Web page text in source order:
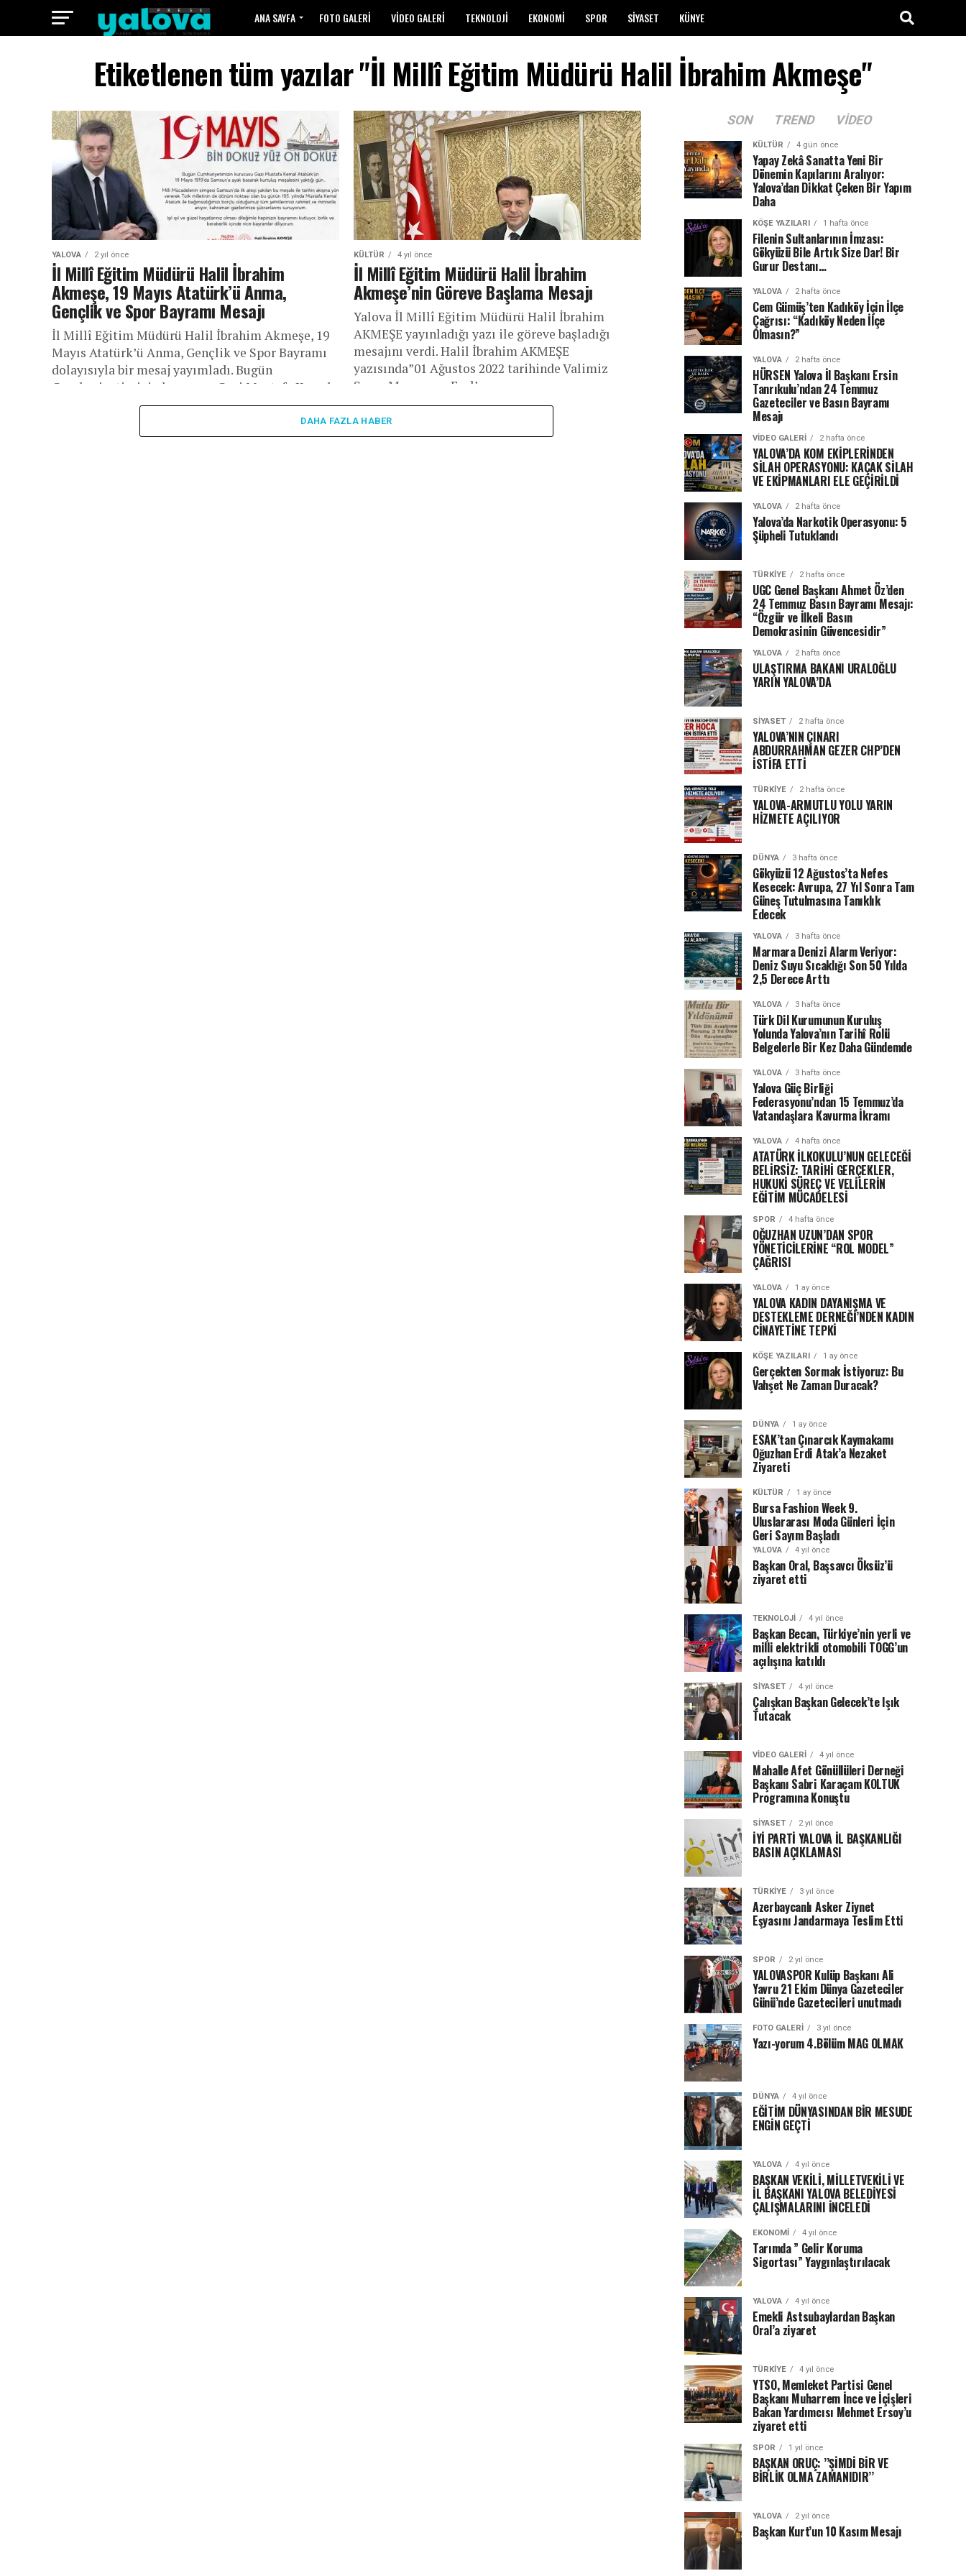
ANA SAYFA FOTO GALERI VIDEO GALERI TEKNOLOJI EKONOMI SPOR SIYASET KÜNYE
Etiketlenen tüm yazılar "İl Millî Eğitim Müdürü Halil İbrahim Akmeşe"
YALOVA 2 yıl önce
İl Millî Eğitim Müdürü Halil İbrahim
Akmeşe, 19 Mayıs Atatürk’ü Anma,
Gençlik ve Spor Bayramı Mesajı
İl Millî Eğitim Müdürü Halil İbrahim Akmeşe, 19
Mayıs Atatürk’ü Anma, Gençlik ve Spor Bayramı
dolayısıyla bir mesaj yayımladı. Bugün
Cumhuriyetimizin kurucusu Gazi Mustafa Kemal
KÜLTÜR 4 yıl önce
İl Millî Eğitim Müdürü Halil İbrahim
Akmeşe’nin Göreve Başlama Mesajı
Yalova İl Millî Eğitim Müdürü Halil İbrahim
AKMEŞE yayınladığı yazı ile göreve başladığı
mesajını verdi. Halil İbrahim AKMEŞE
yazısında”01 Ağustos 2022 tarihinde Valimiz
Sayın Muammer Erol’...
DAHA FAZLA HABER
SON TREND VIDEO
KÜLTÜR 4 gün önce
Yapay Zekâ Sanatta Yeni Bir
Dönemin Kapılarını Aralıyor:
Yalova’dan Dikkat Çeken Bir Yapım
Daha
KÖŞE YAZILARI 1 hafta önce
Filenin Sultanlarının İmzası:
Gökyüzü Bile Artık Size Dar! Bir
Gurur Destanı…
YALOVA 2 hafta önce
Cem Gümüş’ten Kadıköy İçin İlçe
Çağrısı: “Kadıköy Neden İlçe
Olmasın?”
YALOVA 2 hafta önce
HÜRSEN Yalova İl Başkanı Ersin
Tanrıkulu’ndan 24 Temmuz
Gazeteciler ve Basın Bayramı
Mesajı
VIDEO GALERI 2 hafta önce
YALOVA’DA KOM EKİPLERİNDEN
SİLAH OPERASYONU: KAÇAK SİLAH
VE EKİPMANLARI ELE GEÇİRİLDİ
YALOVA 2 hafta önce
Yalova’da Narkotik Operasyonu: 5
Şüpheli Tutuklandı
TÜRKIYE 2 hafta önce
UGC Genel Başkanı Ahmet Öz’den
24 Temmuz Basın Bayramı Mesajı:
“Özgür ve İlkeli Basın
Demokrasinin Güvencesidir”
YALOVA 2 hafta önce
ULAŞTIRMA BAKANI URALOĞLU
YARIN YALOVA’DA
SIYASET 2 hafta önce
YALOVA’NIN ÇINARI
ABDURRAHMAN GEZER CHP’DEN
İSTİFA ETTİ
TÜRKIYE 2 hafta önce
YALOVA-ARMUTLU YOLU YARIN
HİZMETE AÇILIYOR
DÜNYA 3 hafta önce
Gökyüzü 12 Ağustos’ta Nefes
Kesecek: Avrupa, 27 Yıl Sonra Tam
Güneş Tutulmasına Tanıklık
Edecek
YALOVA 3 hafta önce
Marmara Denizi Alarm Veriyor:
Deniz Suyu Sıcaklığı Son 50 Yılda
2,5 Derece Arttı
YALOVA 3 hafta önce
Türk Dil Kurumunun Kuruluş
Yolunda Yalova’nın Tarihî Rolü
Belgelerle Bir Kez Daha Gündemde
YALOVA 3 hafta önce
Yalova Güç Birliği
Federasyonu’ndan 15 Temmuz’da
Vatandaşlara Kavurma İkramı
YALOVA 4 hafta önce
ATATÜRK İLKOKULU’NUN GELECEĞİ
BELİRSİZ: TARİHİ GERÇEKLER,
HUKUKİ SÜREÇ VE VELİLERİN
EĞİTİM MÜCADELESİ
SPOR 4 hafta önce
OĞUZHAN UZUN’DAN SPOR
YÖNETİCİLERİNE “ROL MODEL”
ÇAĞRISI
YALOVA 1 ay önce
YALOVA KADIN DAYANIŞMA VE
DESTEKLEME DERNEĞİ’NDEN KADIN
CİNAYETİNE TEPKİ
KÖŞE YAZILARI 1 ay önce
Gerçekten Sormak İstiyoruz: Bu
Vahşet Ne Zaman Duracak?
DÜNYA 1 ay önce
ESAK’tan Çınarcık Kaymakamı
Oğuzhan Erdi Atak’a Nezaket
Ziyareti
KÜLTÜR 1 ay önce
Bursa Fashion Week 9.
Uluslararası Moda Günleri İçin
Geri Sayım Başladı
YALOVA 4 yıl önce
Başkan Oral, Başsavcı Öksüz’ü
ziyaret etti
TEKNOLOJI 4 yıl önce
Başkan Becan, Türkiye’nin yerli ve
milli elektrikli otomobili TOGG’un
açılışına katıldı
SIYASET 4 yıl önce
Çalışkan Başkan Gelecek’te Işık
Tutacak
VIDEO GALERI 4 yıl önce
Mahalle Afet Gönüllüleri Derneği
Başkanı Sabri Karaçam KOLTUK
Programına Konuştu
SIYASET 2 yıl önce
İYİ PARTİ YALOVA İL BAŞKANLIĞI
BASIN AÇIKLAMASI
TÜRKIYE 3 yıl önce
Azerbaycanlı Asker Ziynet
Eşyasını Jandarmaya Teslim Etti
SPOR 2 yıl önce
YALOVASPOR Kulüp Başkanı Ali
Yavru 21 Ekim Dünya Gazeteciler
Günü’nde Gazetecileri unutmadı
FOTO GALERI 3 yıl önce
Yazı-yorum 4.Bölüm MAG OLMAK
DÜNYA 4 yıl önce
EĞİTİM DÜNYASINDAN BİR MESUDE
ENGİN GEÇTİ
YALOVA 4 yıl önce
BAŞKAN VEKİLİ, MİLLETVEKİLİ VE
İL BAŞKANI YALOVA BELEDİYESİ
ÇALIŞMALARINI İNCELEDİ
EKONOMI 4 yıl önce
Tarımda ” Gelir Koruma
Sigortası” Yaygınlaştırılacak
YALOVA 4 yıl önce
Emekli Astsubaylardan Başkan
Oral’a ziyaret
TÜRKIYE 4 yıl önce
YTSO, Memleket Partisi Genel
Başkanı Muharrem İnce ve İçişleri
Bakan Yardımcısı Mehmet Ersoy’u
ziyaret etti
SPOR 1 yıl önce
BAŞKAN ORUÇ: ’’ŞİMDİ BİR VE
BİRLİK OLMA ZAMANIDIR’’
YALOVA 2 yıl önce
Başkan Kurt’un 10 Kasım Mesajı